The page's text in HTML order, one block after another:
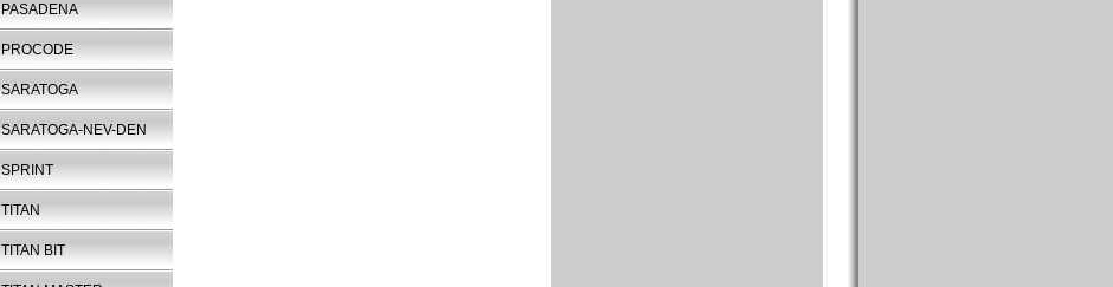
PASADENA
PROCODE
SARATOGA
SARATOGA-NEV-DEN
SPRINT
TITAN
TITAN BIT